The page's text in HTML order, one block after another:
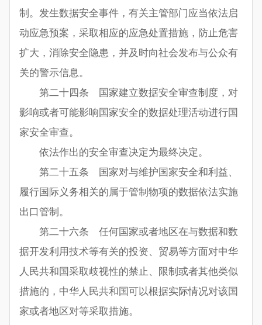
制。发生数据安全事件，有关主管部门应当依法启
动应急预案，采取相应的应急处置措施，防止危害
扩大，消除安全隐患，并及时向社会发布与公众有
关的警示信息。
第二十四条 国家建立数据安全审查制度，对
影响或者可能影响国家安全的数据处理活动进行国
家安全审查。
依法作出的安全审查决定为最终决定。
第二十五条 国家对与维护国家安全和利益、
履行国际义务相关的属于管制物项的数据依法实施
出口管制。
第二十六条 任何国家或者地区在与数据和数
据开发利用技术等有关的投资、贸易等方面对中华
人民共和国采取歧视性的禁止、限制或者其他类似
措施的，中华人民共和国可以根据实际情况对该国
家或者地区对等采取措施。